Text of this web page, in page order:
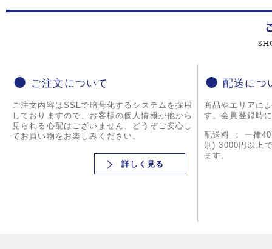
ご注文について
ご注文内容はSSLで暗号化するシステムを採用
しておりますので、お客様の個人情報が他から
見られる心配はございません、どうぞご安心し
てお買い物をお楽しみください。
詳しく見る
配送につ
商品やエリアに
す。会員登録時
配送料 ： 一律
別) 3000円以上
ます。